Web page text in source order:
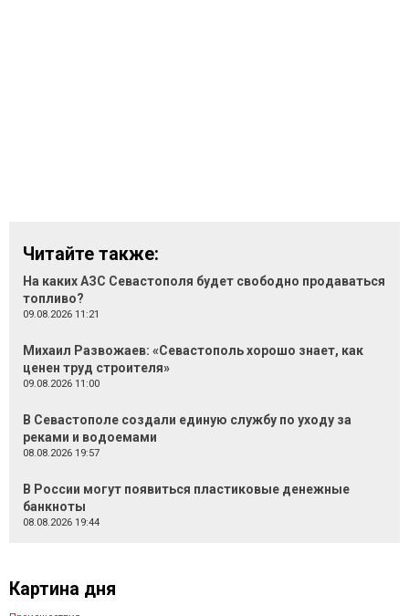
Читайте также:
На каких АЗС Севастополя будет свободно продаваться
топливо?
09.08.2026 11:21
Михаил Развожаев: «Севастополь хорошо знает, как
ценен труд строителя»
09.08.2026 11:00
В Севастополе создали единую службу по уходу за
реками и водоемами
08.08.2026 19:57
В России могут появиться пластиковые денежные
банкноты
08.08.2026 19:44
Картина дня